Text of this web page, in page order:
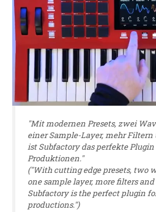
"Mit modernen Presets, zwei
einer Sample-Layer, mehr
ist Subfactory das perfekte
Produktionen."
("With cutting edge presets, two
one sample layer, more filters
Subfactory is the perfect plugin
productions.")